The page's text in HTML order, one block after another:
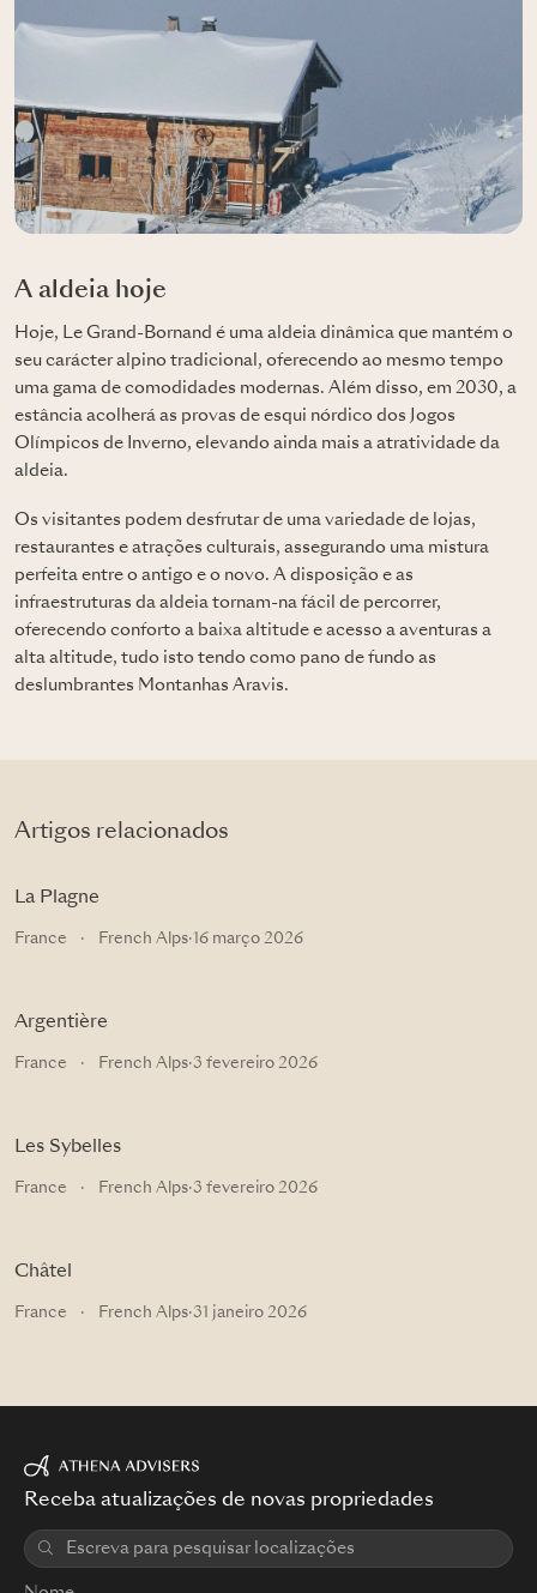
A aldeia hoje
Hoje, Le Grand-Bornand é uma aldeia dinâmica que mantém o
seu carácter alpino tradicional, oferecendo ao mesmo tempo
uma gama de comodidades modernas. Além disso, em 2030, a
estância acolherá as provas de esqui nórdico dos Jogos
Olímpicos de Inverno, elevando ainda mais a atratividade da
aldeia.
Os visitantes podem desfrutar de uma variedade de lojas,
restaurantes e atrações culturais, assegurando uma mistura
perfeita entre o antigo e o novo. A disposição e as
infraestruturas da aldeia tornam-na fácil de percorrer,
oferecendo conforto a baixa altitude e acesso a aventuras a
alta altitude, tudo isto tendo como pano de fundo as
deslumbrantes Montanhas Aravis.
Artigos relacionados
La Plagne
France · French Alps· 16 março 2026
Argentière
France · French Alps·3 fevereiro 2026
Les Sybelles
France · French Alps·3 fevereiro 2026
Châtel
France · French Alps·31 janeiro 2026
Receba atualizações de novas propriedades